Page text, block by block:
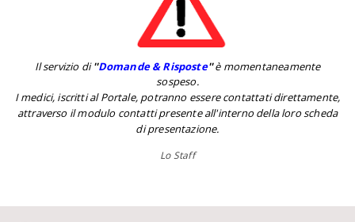
Il servizio di''Domande & Risposte''è momentaneamente
sospeso.
I medici, iscritti al Portale, potranno essere contattati direttamente,
attraverso il modulo contatti presente all'interno della loro scheda
di presentazione.
Lo Staff